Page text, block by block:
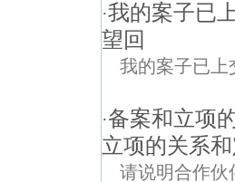
·我的案子已
望回
我的案子已上
·备案和立项
立项的关系
请说明合作伙